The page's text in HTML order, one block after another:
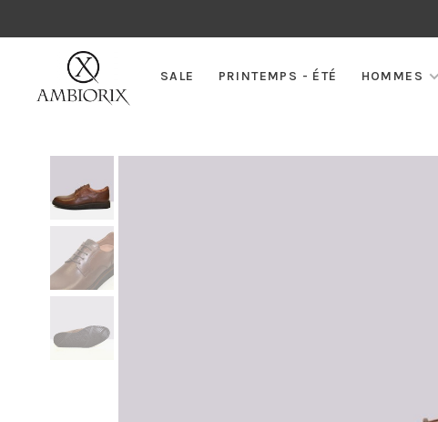
SALE PRINTEMPS - ÉTÉ HOMMES